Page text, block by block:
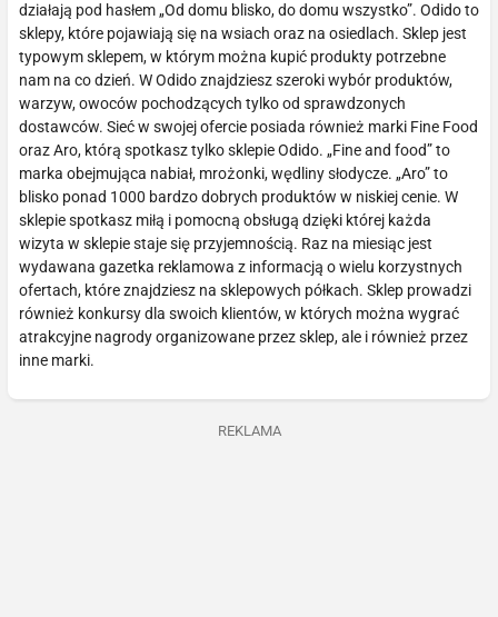
działają pod hasłem „Od domu blisko, do domu wszystko”. Odido to
sklepy, które pojawiają się na wsiach oraz na osiedlach. Sklep jest
typowym sklepem, w którym można kupić produkty potrzebne
nam na co dzień. W Odido znajdziesz szeroki wybór produktów,
warzyw, owoców pochodzących tylko od sprawdzonych
dostawców. Sieć w swojej ofercie posiada również marki Fine Food
oraz Aro, którą spotkasz tylko sklepie Odido. „Fine and food” to
marka obejmująca nabiał, mrożonki, wędliny słodycze. „Aro” to
blisko ponad 1000 bardzo dobrych produktów w niskiej cenie. W
sklepie spotkasz miłą i pomocną obsługą dzięki której każda
wizyta w sklepie staje się przyjemnością. Raz na miesiąc jest
wydawana gazetka reklamowa z informacją o wielu korzystnych
ofertach, które znajdziesz na sklepowych półkach. Sklep prowadzi
również konkursy dla swoich klientów, w których można wygrać
atrakcyjne nagrody organizowane przez sklep, ale i również przez
inne marki.
REKLAMA